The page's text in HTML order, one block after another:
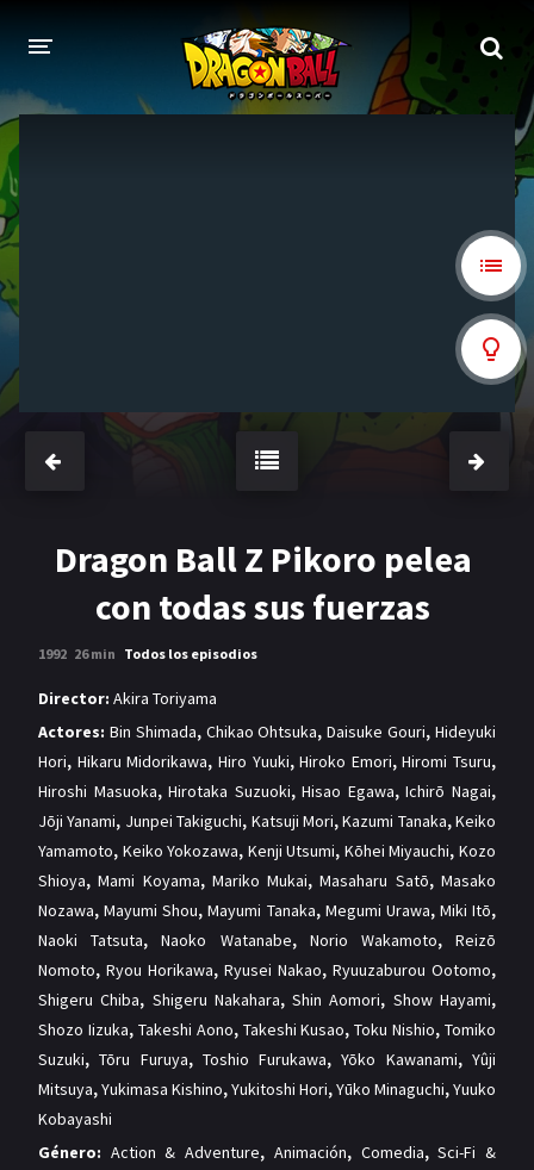
PELÍCULAS
MANGAS
Dragon Ball Z Pikoro pelea
con todas sus fuerzas
1992 26 min Todos los episodios
Director: Akira Toriyama
Actores: Bin Shimada, Chikao Ohtsuka,Daisuke Gouri,Hideyuki
Hori, Hikaru Midorikawa, Hiro Yuuki,Hiroko Emori,Hiromi Tsuru,
Hiroshi Masuoka,Hirotaka Suzuoki,Hisao Egawa,Ichirō Nagai,
Jōji Yanami, Junpei Takiguchi, Katsuji Mori,Kazumi Tanaka,Keiko
Yamamoto, Keiko Yokozawa, Kenji Utsumi, Kōhei Miyauchi,Kozo
Shioya,Mami Koyama, Mariko Mukai,Masaharu Satō,Masako
Nozawa,Mayumi Shou,Mayumi Tanaka, Megumi Urawa, Miki Itō,
Naoki Tatsuta,Naoko Watanabe, Norio Wakamoto,Reizō
Nomoto, Ryou Horikawa, Ryusei Nakao, Ryuuzaburou Ootomo,
Shigeru Chiba, Shigeru Nakahara,Shin Aomori, Show Hayami,
Shozo Iizuka, Takeshi Aono, Takeshi Kusao,Toku Nishio, Tomiko
Suzuki,Tōru Furuya, Toshio Furukawa,Yōko Kawanami,Yûji
Mitsuya,Yukimasa Kishino,Yukitoshi Hori,Yūko Minaguchi,Yuuko
Kobayashi
Género: Action & Adventure, Animación, Comedia,Sci-Fi &